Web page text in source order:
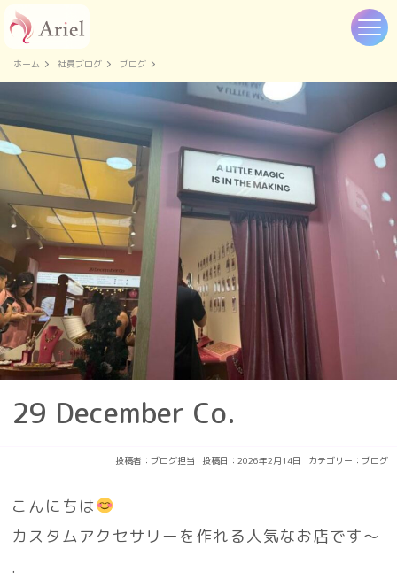
ホーム 社員ブログ ブログ
29 December Co.
投稿者： ブログ担当 投稿日：2026年2月14日 カテゴリー： ブログ
こんにちは
カスタムアクセサリーを作れる人気なお店です～
.